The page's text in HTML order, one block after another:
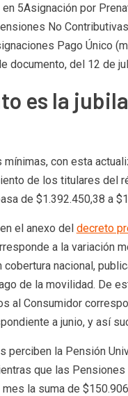
5Asignación por
No
Pago Único
documento, del 12 de
es la
mínimas, con esta
de los titulares del
de $1.392.450,38 a
el anexo del decreto
a la variación
cobertura nacional,
de la movilidad. De
al Consumidor
a junio, y así
perciben la Pensión
que las
la suma de